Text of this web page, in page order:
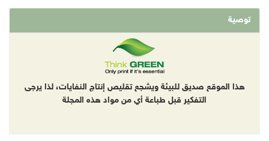
توصية
هذا الموقع صديق للبيئة ويشجع تقليص إنتاج النفايات، لذا يرجى
التفكير قبل طباعة أي من مواد هذه المجلة